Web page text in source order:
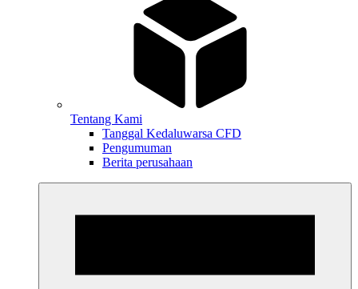
Tentang Kami
Tanggal Kedaluwarsa CFD
Pengumuman
Berita perusahaan